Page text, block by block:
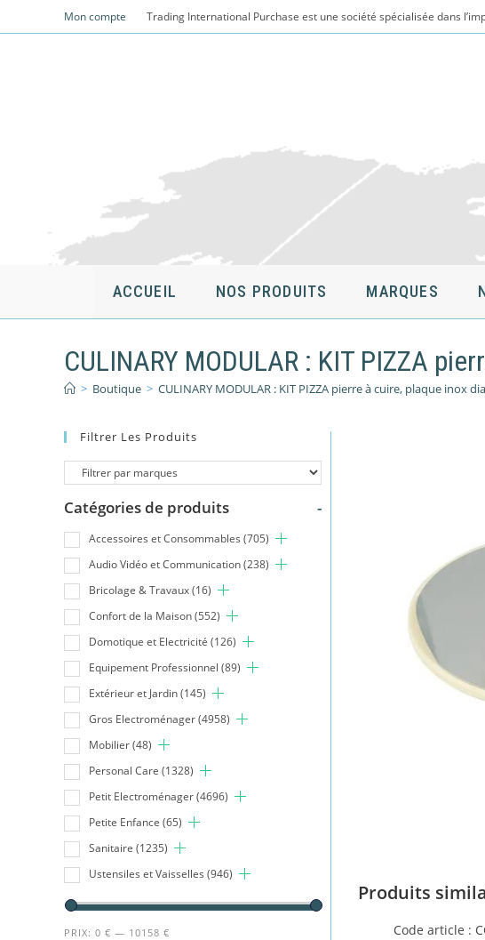
to
Mon compte Trading International Purchase est une société spécialisée dans
ACCUEIL NOS PRODUITS MARQUES
CULINARY MODULAR : KIT PIZZA
> Boutique > CULINARY MODULAR : KIT PIZZA pierre à cuire, plaque inox
Produits
Code article :
Filtrer Les Produits
Catégories de produits -
Accessoires et Consommables (705)
Audio Vidéo et Communication(238)
Bricolage & Travaux(16)
Confort de la Maison(552)
Domotique et Electricité (126)
Equipement Professionnel (89)
Extérieur et Jardin(145)
Gros Electroménager(4958)
Mobilier(48)
Personal Care (1328)
Petit Electroménager(4696)
Petite Enfance (65)
Sanitaire (1235)
Ustensiles et Vaisselles (946)
PRIX: 0 € — 10158 €